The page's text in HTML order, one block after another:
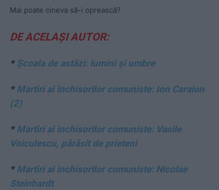
Mai poate cineva să-i oprească?
DE ACELAȘI AUTOR:
* Școala de astăzi: lumini și umbre
*Martiri ai închisorilor comuniste: Ion Caraion
(2)
*Martiri ai închisorilor comuniste: Vasile
Voiculescu, părăsit de prieteni
*Martiri ai închisorilor comuniste: Nicolae
Steinhardt